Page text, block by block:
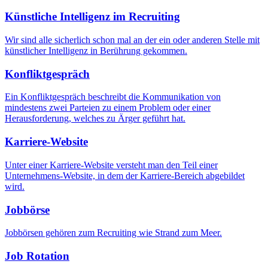
Künstliche Intelligenz im Recruiting
Wir sind alle sicherlich schon mal an der ein oder anderen Stelle mit
künstlicher Intelligenz in Berührung gekommen.
Konfliktgespräch
Ein Konfliktgespräch beschreibt die Kommunikation von
mindestens zwei Parteien zu einem Problem oder einer
Herausforderung, welches zu Ärger geführt hat.
Karriere-Website
Unter einer Karriere-Website versteht man den Teil einer
Unternehmens-Website, in dem der Karriere-Bereich abgebildet
wird.
Jobbörse
Jobbörsen gehören zum Recruiting wie Strand zum Meer.
Job Rotation